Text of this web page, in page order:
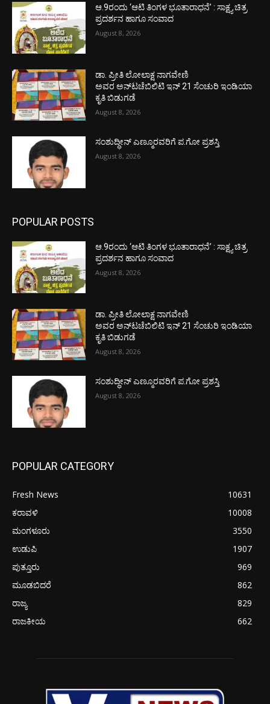
ಆ.9ರಂದು ‘ಆಟಿ ತಿಂಗಳ ಭೂತಾರಾಧನೆ’ : ಸಾಕ್ಷ್ಯ ಚಿತ್ರ
ಪ್ರದರ್ಶನ ಹಾಗೂ ಸಂವಾದ
August 8, 2026
ಡಾ. ಪ್ರೀತಿ ಲೋಲಾಕ್ಷ ನಾಗವೇಣಿ
ಅವರ ಅನ್‌ಟಚೆಬಿಲಿಟಿ ಇನ್ 21 ಸೆಂಚುರಿ ಇಂಡಿಯಾ
ಕೃತಿ ಬಿಡುಗಡೆ
August 8, 2026
ಸಂಶುದ್ಧೀನ್ ಎಣ್ಮೂರವರಿಗೆ ಪ.ಗೋ ಪ್ರಶಸ್ತಿ
August 8, 2026
POPULAR POSTS
ಆ.9ರಂದು ‘ಆಟಿ ತಿಂಗಳ ಭೂತಾರಾಧನೆ’ : ಸಾಕ್ಷ್ಯ ಚಿತ್ರ
ಪ್ರದರ್ಶನ ಹಾಗೂ ಸಂವಾದ
August 8, 2026
ಡಾ. ಪ್ರೀತಿ ಲೋಲಾಕ್ಷ ನಾಗವೇಣಿ
ಅವರ ಅನ್‌ಟಚೆಬಿಲಿಟಿ ಇನ್ 21 ಸೆಂಚುರಿ ಇಂಡಿಯಾ
ಕೃತಿ ಬಿಡುಗಡೆ
August 8, 2026
ಸಂಶುದ್ಧೀನ್ ಎಣ್ಮೂರವರಿಗೆ ಪ.ಗೋ ಪ್ರಶಸ್ತಿ
August 8, 2026
POPULAR CATEGORY
Fresh News
10631
ಕರಾವಳಿ
10008
ಮಂಗಳೂರು
3550
ಉಡುಪಿ
1907
ಪುತ್ತೂರು
969
ಮೂಡಬಿದರೆ
862
ರಾಜ್ಯ
829
ರಾಜಕೀಯ
662